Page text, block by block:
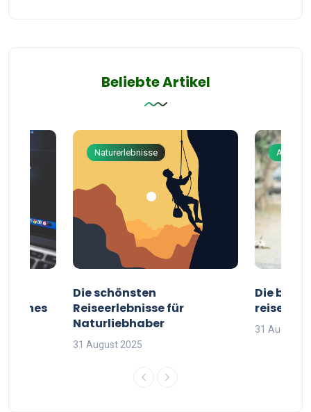
Beliebte Artikel
deines
Naturerlebnisse
Die schönsten
Reiseerlebnisse für
Naturliebhaber
31 August 2025
Die
reisende
31 August